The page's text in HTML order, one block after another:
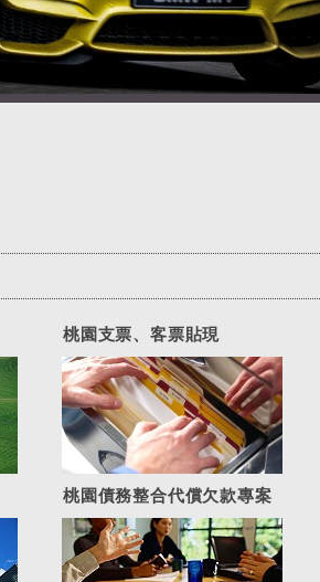
桃園支票、客票貼現
桃園債務整合代償欠款專案